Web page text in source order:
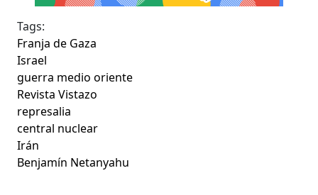
Tags:
Franja de Gaza
Israel
guerra medio oriente
Revista Vistazo
represalia
central nuclear
Irán
Benjamín Netanyahu